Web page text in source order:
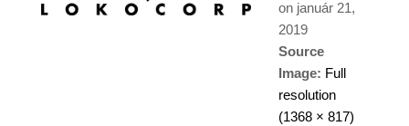
on január 21,
2019
Source
Image: Full
resolution
(1368 × 817)